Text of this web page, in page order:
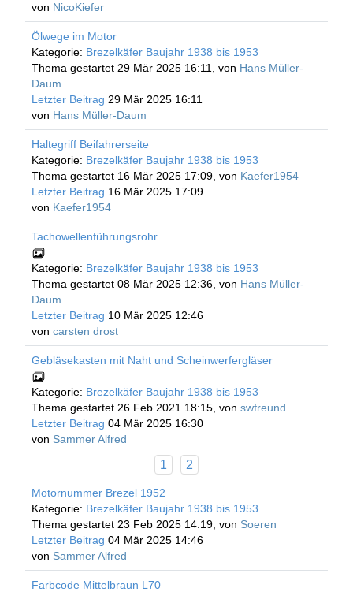
von NicoKiefer
Ölwege im Motor
Kategorie: Brezelkäfer Baujahr 1938 bis 1953
Thema gestartet 29 Mär 2025 16:11, von Hans Müller-
Daum
Letzter Beitrag 29 Mär 2025 16:11
von Hans Müller-Daum
Haltegriff Beifahrerseite
Kategorie: Brezelkäfer Baujahr 1938 bis 1953
Thema gestartet 16 Mär 2025 17:09, von Kaefer1954
Letzter Beitrag 16 Mär 2025 17:09
von Kaefer1954
Tachowellenführungsrohr
Kategorie: Brezelkäfer Baujahr 1938 bis 1953
Thema gestartet 08 Mär 2025 12:36, von Hans Müller-
Daum
Letzter Beitrag 10 Mär 2025 12:46
von carsten drost
Gebläsekasten mit Naht und Scheinwerfergläser
Kategorie: Brezelkäfer Baujahr 1938 bis 1953
Thema gestartet 26 Feb 2021 18:15, von swfreund
Letzter Beitrag 04 Mär 2025 16:30
von Sammer Alfred
1 2
Motornummer Brezel 1952
Kategorie: Brezelkäfer Baujahr 1938 bis 1953
Thema gestartet 23 Feb 2025 14:19, von Soeren
Letzter Beitrag 04 Mär 2025 14:46
von Sammer Alfred
Farbcode Mittelbraun L70